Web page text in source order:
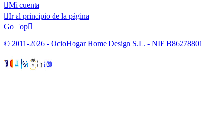
Mi cuenta
Ir al principio de la página
Go Top
© 2011-2026 - OcioHogar Home Design S.L. - NIF B86278801